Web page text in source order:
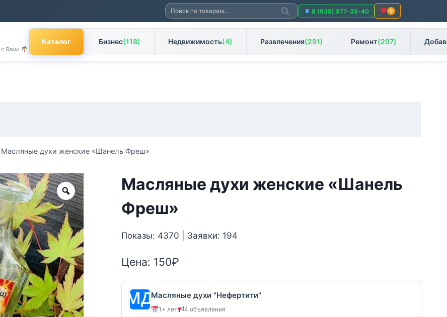
Искать:
Поиск
8 (938) 877-35-40 0
Вами
Каталог Бизнес(118) Недвижимость(4) Развлечения(291) Ремонт(297)
Масляные духи женские «Шанель Фреш»
Zoom
Масляные духи женские «Шанель
Фреш»
Показы: 4370 | Заявки: 194
Цена: 150₽
Масляные духи "Нефертити"
1+ лет 4 объявления